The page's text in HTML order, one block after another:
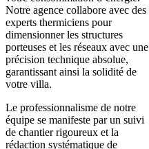
Notre agence collabore avec des
experts thermiciens pour
dimensionner les structures
porteuses et les réseaux avec une
précision technique absolue,
garantissant ainsi la solidité de
votre villa.
Le professionnalisme de notre
équipe se manifeste par un suivi
de chantier rigoureux et la
rédaction systématique de